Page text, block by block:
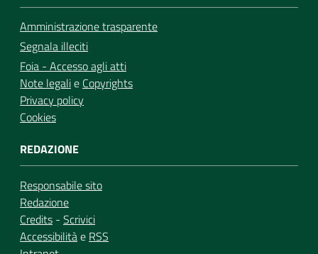
Amministrazione trasparente
Segnala illeciti
Foia - Accesso agli atti
Note legalie Copyrights
Privacy policy
Cookies
REDAZIONE
Responsabile sito
Redazione
Credits - Scrivici
Accessibilitàe RSS